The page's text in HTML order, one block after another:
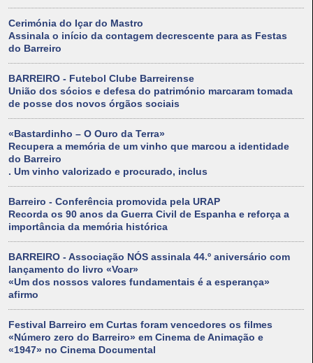
Cerimónia do Içar do Mastro
Assinala o início da contagem decrescente para as Festas
do Barreiro
BARREIRO - Futebol Clube Barreirense
União dos sócios e defesa do património marcaram tomada
de posse dos novos órgãos sociais
«Bastardinho – O Ouro da Terra»
Recupera a memória de um vinho que marcou a identidade
do Barreiro
. Um vinho valorizado e procurado, inclus
Barreiro - Conferência promovida pela URAP
Recorda os 90 anos da Guerra Civil de Espanha e reforça a
importância da memória histórica
BARREIRO - Associação NÓS assinala 44.º aniversário com
lançamento do livro «Voar»
«Um dos nossos valores fundamentais é a esperança»
afirmo
Festival Barreiro em Curtas foram vencedores os filmes
«Número zero do Barreiro» em Cinema de Animação e
«1947» no Cinema Documental